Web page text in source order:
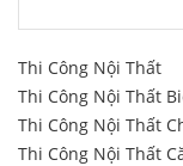
Thi Công Nội Thất
Thi Công Nội Thất
Thi Công Nội Thất
Thi Công Nội Thất